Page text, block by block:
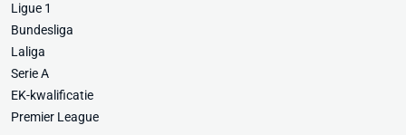
Ligue 1
Bundesliga
Laliga
Serie A
EK-kwalificatie
Premier League